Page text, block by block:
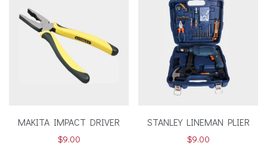
MAKITA IMPACT DRIVER
$9.00
STANLEY LINEMAN PLIER
$9.00